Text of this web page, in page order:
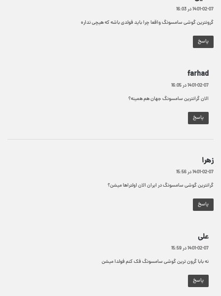
ف
:
1401-02-07 در 16:03
گرونترین گوشی سامسونگ واقعا چرا باید فولدی باشه که هیچی نداره
پاسخ
farhad
ت
:
1401-02-07 در 16:05
الان گرانترین سامسونگ جهان هم همینه؟
پاسخ
زهرا
ف
:
1401-02-07 در 15:56
گرانترین گوشی سامسونگ در ایران الان اولتراها میشن؟
پاسخ
علی
ف
:
1401-02-07 در 15:59
نه بابا گرون ترین گوشی سامسونگ فک کنم فولدا میشن
پاسخ